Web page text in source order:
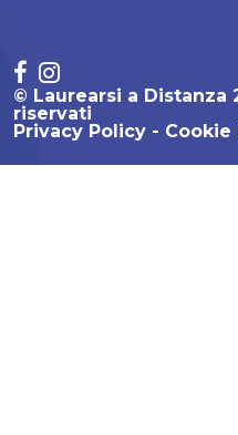
© Laurearsi a
riservati
Privacy Policy
Cookie